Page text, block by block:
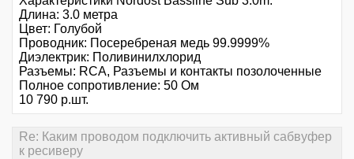
Длина: 3.0 метра
Цвет: Голубой
Проводник: Посеребреная медь 99.9999%
Диэлектрик: Поливинилхлорид
Разъемы: RCA, Разъемы и контакты позолоченные
Полное сопротивление: 50 Ом
10 790 р.шт.
Re: Каким проводом подключить активный сабвуфер
к ресиверу